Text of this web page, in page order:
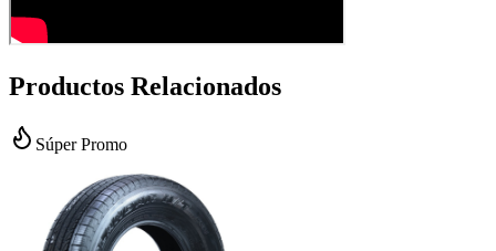
Productos Relacionados
Súper Promo